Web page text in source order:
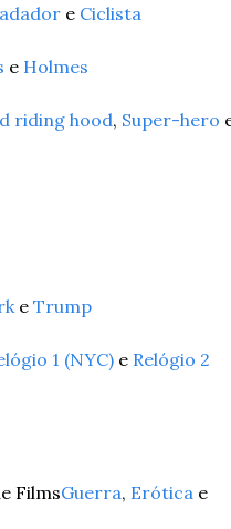
e Ciclista
e Holmes
riding hood, Super-hero
e Trump
1 (NYC) e Relógio 2
FilmsGuerra, Erótica
e